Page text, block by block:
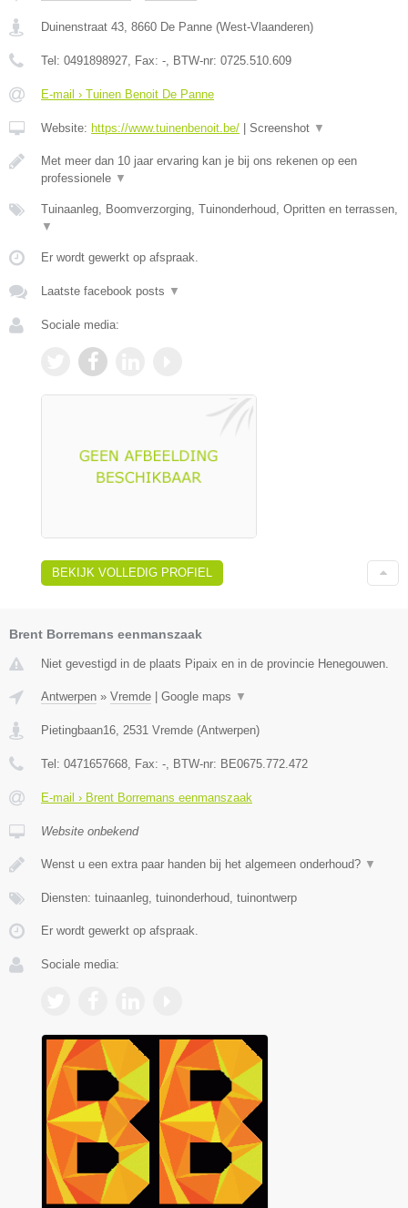
Duinenstraat 43 8660 De Panne (West-Vlaanderen)
Tel: 0491898927 , Fax: - , BTW-nr: 0725.510.609
E-mail › Tuinen Benoit De Panne
Website: https://www.tuinenbenoit.be/ | Screenshot ▼
Met meer dan 10 jaar ervaring kan je bij ons rekenen op een
professionele ▼
Tuinaanleg, Boomverzorging, Tuinonderhoud, Opritten en terrassen,
▼
Er wordt gewerkt op afspraak.
Laatste facebook posts ▼
Sociale media:
BEKIJK VOLLEDIG PROFIEL
Brent Borremans eenmanszaak
Niet gevestigd in de plaats Pipaix en in de provincie Henegouwen.
Antwerpen » Vremde Google maps ▼
Pietingbaan16, 2531 Vremde (Antwerpen)
Tel: 0471657668, Fax: -, BTW-nr: BE0675.772.472
E-mail › Brent Borremans eenmanszaak
Website onbekend
Wenst u een extra paar handen bij het algemeen onderhoud? ▼
Diensten: tuinaanleg, tuinonderhoud, tuinontwerp
Er wordt gewerkt op afspraak.
Sociale media: